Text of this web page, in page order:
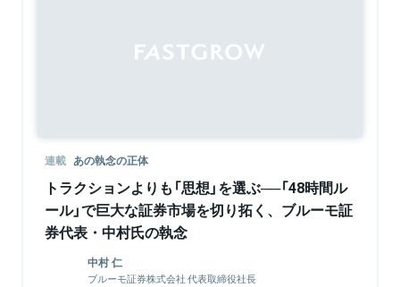
連載 あの執念の正体
トラクションよりも「思想」を選ぶ──「48時間ル
ール」で巨大な証券市場を切り拓く、ブルーモ証
券代表・中村氏の執念
中村 仁
ブルーモ証券株式会社 代表取締役社長